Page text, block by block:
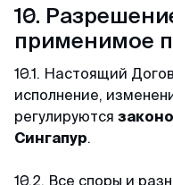
10.
применимое
10.1. Настоящий
исполнение,
регулируются
Сингапур.
10.2. Все споры и